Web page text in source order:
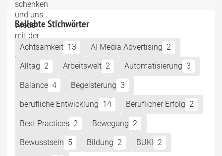
Beliebte Stichwörter
Achtsamkeit 13 AI Media Advertising 2
Alltag 2 Arbeitswelt 2 Automatisierung 3
Balance 4 Begeisterung 3
berufliche Entwicklung 14 Beruflicher Erfolg 2
Best Practices 2 Bewegung 2
Bewusstsein 5 Bildung 2 BUKI 2